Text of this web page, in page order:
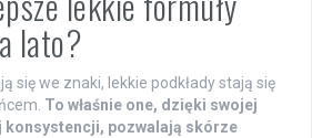
lato?
się we znaki, lekkie podkłady stają się
To właśnie one, dzięki swojej
pozwalają skórze